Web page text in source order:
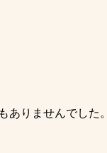
りませんでした。